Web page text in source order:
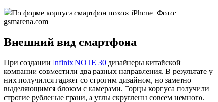
По форме корпуса смартфон похож iPhone. Фото:
gsmarena.com
Внешний вид смартфона
При создании Infinix NOTE 30 дизайнеры китайской
компании совместили два разных направления. В результате у
них получился гаджет со строгим дизайном, но заметно
выделяющимся блоком с камерами. Торцы корпуса получили
строгие рубленые грани, а углы скруглены совсем немного.